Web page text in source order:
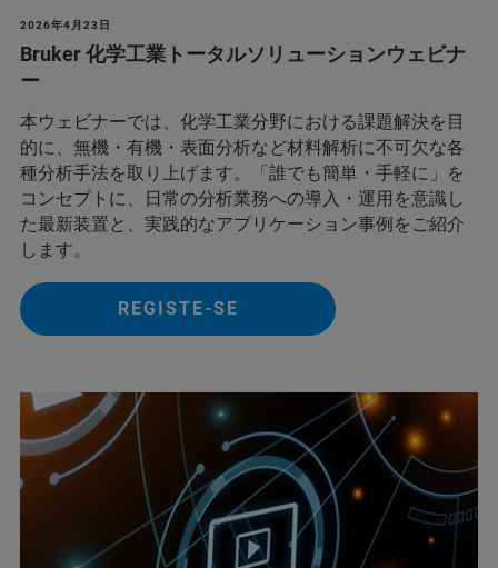
2026年4月23日
Bruker 化学工業トータルソリューションウェビナ
ー
本ウェビナーでは、化学工業分野における課題解決を目
的に、無機・有機・表面分析など材料解析に不可欠な各
種分析手法を取り上げます。「誰でも簡単・手軽に」を
コンセプトに、日常の分析業務への導入・運用を意識し
た最新装置と、実践的なアプリケーション事例をご紹介
します。
REGISTE-SE